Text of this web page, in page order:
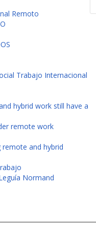
Remoto
Trabajo Internacional
hybrid work still have a
remote work
remote and hybrid
Normand